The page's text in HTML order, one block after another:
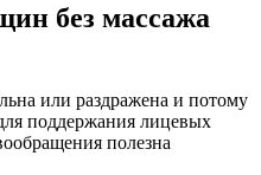
без массажа
или раздражена и потому
поддержания лицевых
полезна